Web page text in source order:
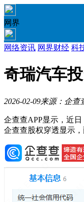
网界
网络资讯 网界财经 科
奇瑞汽车
2026-02-09来源：企查
企查查APP显示，近
企查查股权穿透显示